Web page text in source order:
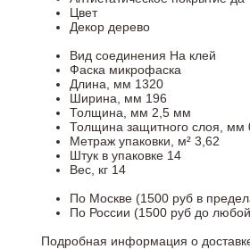
Цвет
Декор дерево
Вид соединения На клей
Фаска микрофаска
Длина, мм 1320
Ширина, мм 196
Толщина, мм 2,5 мм
Толщина защитного слоя, мм
Метраж упаковки, м² 3,62
Штук в упаковке 14
Вес, кг 14
По Москве (1500 руб в
По России (1500 руб до
Подробная информация о